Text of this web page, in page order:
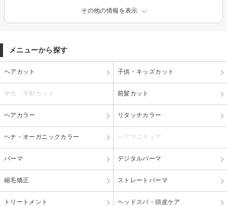
その他の情報を表示
メニューから探す
ヘアカット 子供・キッズカット
学生・学割カット 前髪カット
ヘアカラー リタッチカラー
ヘナ・オーガニックカラー ヘアマニキュア
パーマ デジタルパーマ
縮毛矯正 ストレートパーマ
トリートメント ヘッドスパ・頭皮ケア